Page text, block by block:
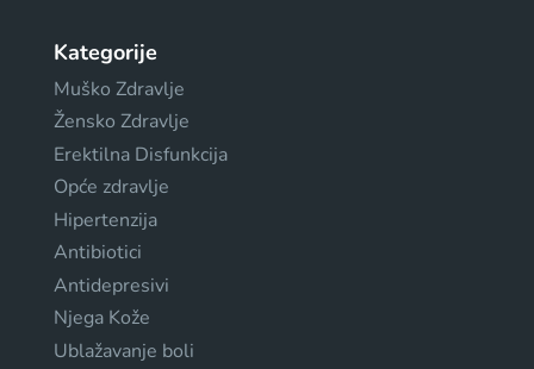
Kategorije
Muško Zdravlje
Žensko Zdravlje
Erektilna Disfunkcija
Opće zdravlje
Hipertenzija
Antibiotici
Antidepresivi
Njega Kože
Ublažavanje boli